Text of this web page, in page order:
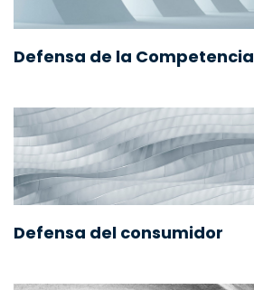
Defensa de la Competencia
Defensa del consumidor